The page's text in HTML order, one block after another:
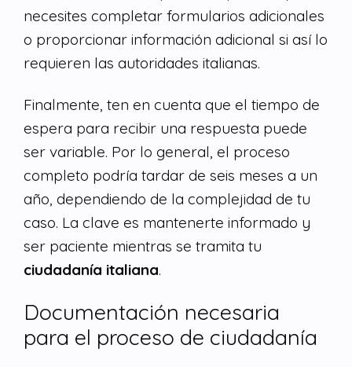
necesites completar formularios adicionales
o proporcionar información adicional si así lo
requieren las autoridades italianas.
Finalmente, ten en cuenta que el tiempo de
espera para recibir una respuesta puede
ser variable. Por lo general, el proceso
completo podría tardar de seis meses a un
año, dependiendo de la complejidad de tu
caso. La clave es mantenerte informado y
ser paciente mientras se tramita tu
ciudadanía italiana.
Documentación necesaria
para el proceso de ciudadanía